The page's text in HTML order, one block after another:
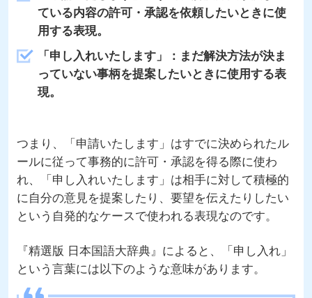
ている内容の許可・承認を依頼したいときに使
用する表現。
「申し入れいたします」：まだ解決方法が決ま
っていない事柄を提案したいときに使用する表
現。
つまり、「申請いたします」はすでに決められたル
ールに従って事務的に許可・承認を得る際に使わ
れ、「申し入れいたします」は相手に対して積極的
に自分の意見を提案したり、要望を伝えたりしたい
という自発的なケースで使われる表現なのです。
『精選版 日本国語大辞典』によると、「申し入れ」
という言葉には以下のような意味があります。